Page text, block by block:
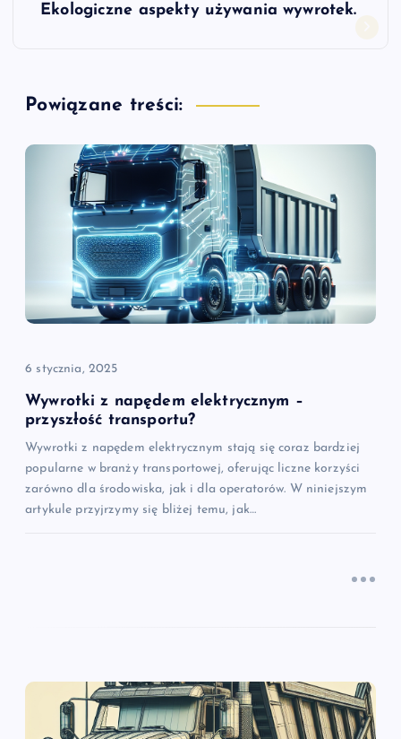
a
c
w
p
s
u
Ekologiczne aspekty używania wywrotek.
Powiązane treści:
6 stycznia, 2025
Wywrotki z napędem elektrycznym –
przyszłość transportu?
Wywrotki z napędem elektrycznym stają się coraz bardziej
popularne w branży transportowej, oferując liczne korzyści
zarówno dla środowiska, jak i dla operatorów. W niniejszym
artykule przyjrzymy się bliżej temu, jak…